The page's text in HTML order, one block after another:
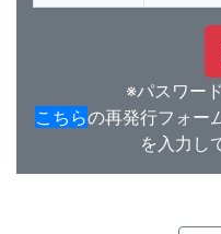
※パスワー
こちらの再発行フォー
を入力し